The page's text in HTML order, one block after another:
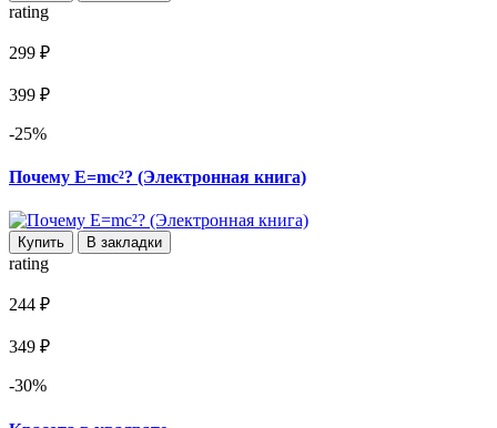
rating
299 ₽
399 ₽
-25%
Почему E=mc²? (Электронная книга)
Купить В закладки
rating
244 ₽
349 ₽
-30%